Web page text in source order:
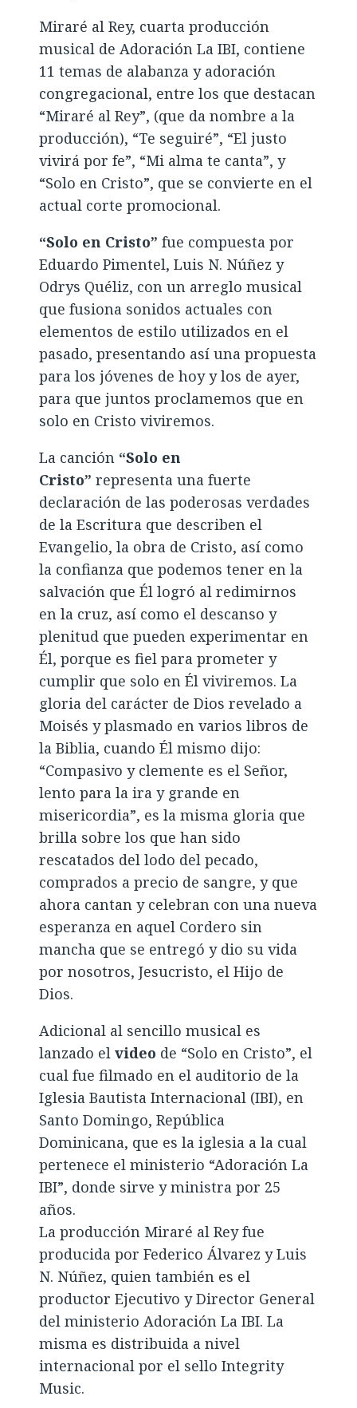
Miraré al Rey, cuarta producción
musical de Adoración La IBI, contiene
11 temas de alabanza y adoración
congregacional, entre los que destacan
“Miraré al Rey”, (que da nombre a la
producción), “Te seguiré”, “El justo
vivirá por fe”, “Mi alma te canta”, y
“Solo en Cristo”, que se convierte en el
actual corte promocional.
“Solo en Cristo” fue compuesta por
Eduardo Pimentel, Luis N. Núñez y
Odrys Quéliz, con un arreglo musical
que fusiona sonidos actuales con
elementos de estilo utilizados en el
pasado, presentando así una propuesta
para los jóvenes de hoy y los de ayer,
para que juntos proclamemos que en
solo en Cristo viviremos.
La canción “Solo en
Cristo” representa una fuerte
declaración de las poderosas verdades
de la Escritura que describen el
Evangelio, la obra de Cristo, así como
la confianza que podemos tener en la
salvación que Él logró al redimirnos
en la cruz, así como el descanso y
plenitud que pueden experimentar en
Él, porque es fiel para prometer y
cumplir que solo en Él viviremos. La
gloria del carácter de Dios revelado a
Moisés y plasmado en varios libros de
la Biblia, cuando Él mismo dijo:
“Compasivo y clemente es el Señor,
lento para la ira y grande en
misericordia”, es la misma gloria que
brilla sobre los que han sido
rescatados del lodo del pecado,
comprados a precio de sangre, y que
ahora cantan y celebran con una nueva
esperanza en aquel Cordero sin
mancha que se entregó y dio su vida
por nosotros, Jesucristo, el Hijo de
Dios.
Adicional al sencillo musical es
lanzado elvideo de “Solo en Cristo”, el
cual fue filmado en el auditorio de la
Iglesia Bautista Internacional (IBI), en
Santo Domingo, República
Dominicana, que es la iglesia a la cual
pertenece el ministerio “Adoración La
IBI”, donde sirve y ministra por 25
años.
La producción Miraré al Rey fue
producida por Federico Álvarez y Luis
N. Núñez, quien también es el
productor Ejecutivo y Director General
del ministerio Adoración La IBI. La
misma es distribuida a nivel
internacional por el sello Integrity
Music.